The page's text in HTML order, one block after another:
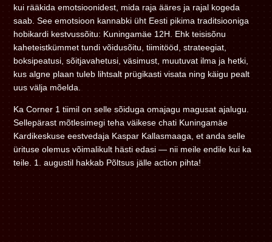
kui rääkida emotsioonidest, mida raja ääres ja rajal kogeda
saab. See emotsioon kannabki üht Eesti pikima traditsiooniga
hobikardi kestvussõitu: Kuningamäe 12H. Ehk teisisõnu
kaheteistkümmet tundi võidusõitu, tiimitööd, strateegiat,
boksipeatusi, sõitjavahetusi, väsimust, muutuvat ilma ja hetki,
kus algne plaan tuleb lihtsalt prügikasti visata ning käigu pealt
uus välja mõelda.
Ka Corner 1 tiimil on selle sõiduga omajagu magusat ajalugu.
Sellepärast mõtlesimegi teha väikese chati Kuningamäe
Kardikeskuse eestvedaja Kaspar Kallasmaaga, et anda selle
ürituse olemus võimalikult hästi edasi — nii meile endile kui ka
teile. 1. augustil hakkab Põltsus jälle action pihta!